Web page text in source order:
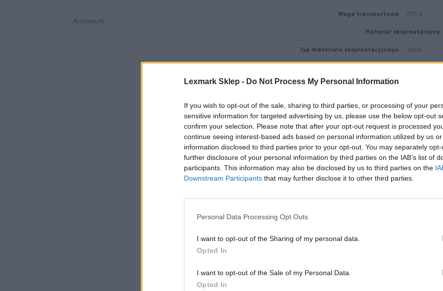
Lexmark Sklep - Do Not Process My Personal Information
If you wish to opt-out of the sale, sharing to third parties, or processing of your
sensitive information for targeted advertising by us, please use the below opt-out
confirm your selection. Please note that after your opt-out request is processed
continue seeing interest-based ads based on personal information utilized by us
information disclosed to third parties prior to your opt-out. You may separately
further disclosure of your personal information by third parties on the IAB’s list of
participants. This information may also be disclosed by us to third parties on the
Downstream Participants that may further disclose it to other third parties.
Personal Data Processing Opt Outs
I want to opt-out of the Sharing of my personal data.
Opted In
I want to opt-out of the Sale of my Personal Data.
Opted In
Archiwum
Waga transportowa 270 g
Materiał eksploatacyjny
Typ materiału eksploatacyjnego Toner
Kolor
Ilość w komplecie 1 szt.
Wydajność kasety tonera Ekstra
Własności kasety tonera Toner Unison
Uzysk Do 6000
Różne
Informacje